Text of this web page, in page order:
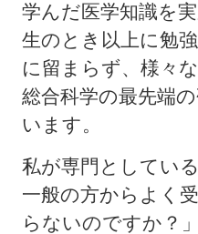
学んだ医学知識を
生のとき以上に勉
に留まらず、様々
総合科学の最先端
います。
私が専門としてい
一般の方からよく
らないのですか？